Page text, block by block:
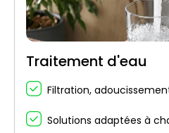
Traitement d'eau
Filtration,
Solutions adaptées à